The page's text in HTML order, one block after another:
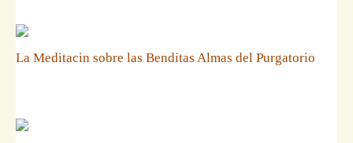
La Meditacin sobre las Benditas Almas del Purgatorio